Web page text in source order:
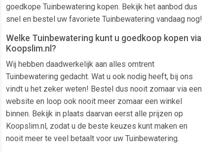
goedkope Tuinbewatering kopen. Bekijk het aanbod dus
snel en bestel uw favoriete Tuinbewatering vandaag nog!
Welke Tuinbewatering kunt u goedkoop kopen via
Koopslim.nl?
Wij hebben daadwerkelijk aan alles omtrent
Tuinbewatering gedacht. Wat u ook nodig heeft, bij ons
vindt u het zeker weten! Bestel dus nooit zomaar via een
website en loop ook nooit meer zomaar een winkel
binnen. Bekijk in plaats daarvan eerst alle prijzen op
Koopslim.nl, zodat u de beste keuzes kunt maken en
nooit meer te veel betaalt voor uw Tuinbewatering.